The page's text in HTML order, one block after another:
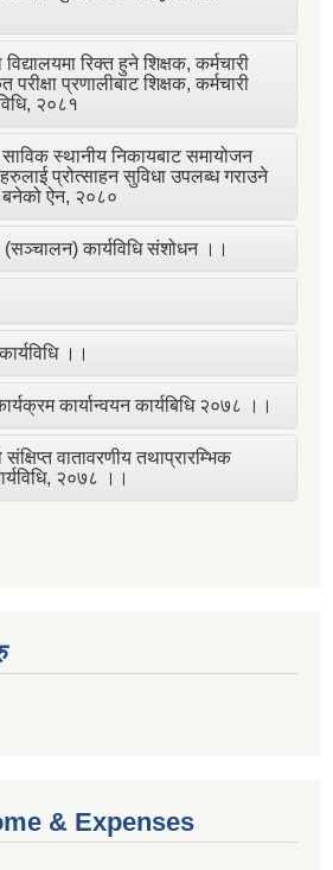
रिक्त हुने शिक्षक, कर्मचारी
परीक्षा प्रणालीबाट शिक्षक, कर्मचारी
२०८१
साविक स्थानीय निकायबाट समायोजन
प्रोत्साहन सुविधा उपलब्ध गराउने
बनेको ऐन, २०८०
(सञ्चालन) कार्यविधि संशोधन ।।
।।
कार्यान्वयन कार्यबिधि २०७८ ।।
वातावरणीय तथाप्रारम्भिक
२०७८ ।।
& Expenses